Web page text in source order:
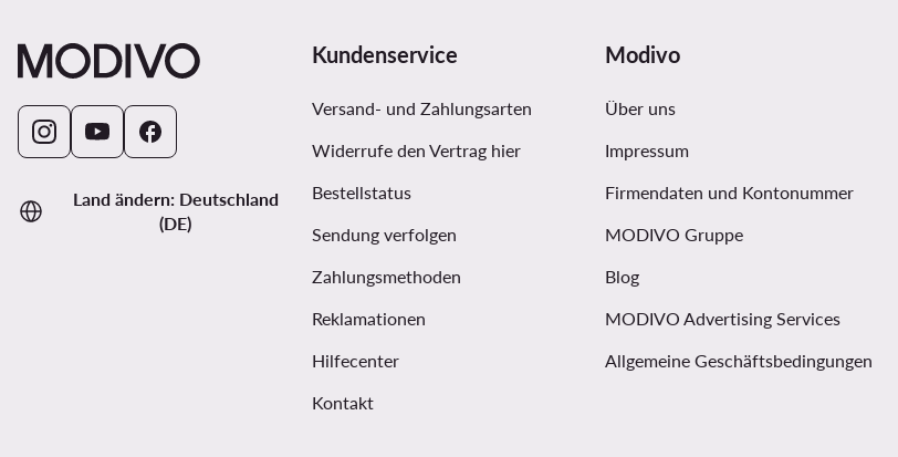
Land ändern: Deutschland
(DE)
Kundenservice
Versand- und Zahlungsarten
Widerrufe den Vertrag hier
Bestellstatus
Sendung verfolgen
Zahlungsmethoden
Reklamationen
Hilfecenter
Kontakt
Modivo
Über uns
Impressum
Firmendaten und Kontonummer
MODIVO Gruppe
Blog
MODIVO Advertising Services
Allgemeine Geschäftsbedingungen